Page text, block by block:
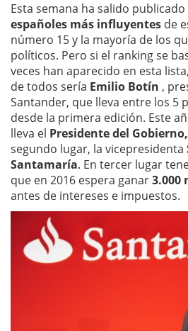
Esta semana ha salido publicado
españoles más influyentes de
número 15 y la mayoría de los
políticos. Pero si el ranking se
veces han aparecido en esta
de todos sería Emilio Botín ,
Santander, que lleva entre los 5
desde la primera edición. Este
lleva el Presidente del
segundo lugar, la vicepresidenta
Santamaría. En tercer lugar
que en 2016 espera ganar3.000
antes de intereses e impuestos.